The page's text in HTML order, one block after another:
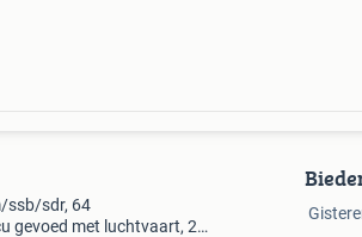
ssb/sdr, 64
gevoed met luchtvaart, 2